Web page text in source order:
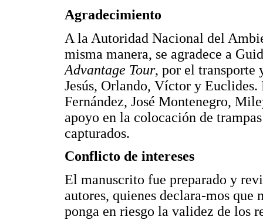
Agradecimiento
A la Autoridad Nacional del
misma manera, se agradece a
Advantage Tour, por el transporte
Jesús, Orlando, Víctor y
Fernández, José Montenegro,
apoyo en la colocación de
capturados.
Conflicto de intereses
El manuscrito fue preparado y
autores, quienes declara-mos
ponga en riesgo la validez de los